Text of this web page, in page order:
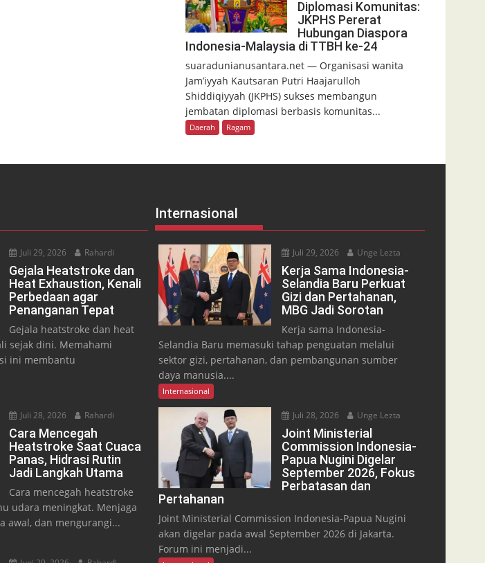
Diplomasi Komunitas:
JKPHS Pererat
Hubungan Diaspora
Indonesia-Malaysia di TTBH ke-24
suaradunianusantara.net — Organisasi wanita
Jam’iyyah Kautsaran Putri Haajarulloh
Shiddiqiyyah (JKPHS) sukses membangun
jembatan diplomasi berbasis komunitas...
Daerah Ragam
Juli 29, 2026 Rahardi
Gejala Heatstroke dan
Heat Exhaustion, Kenali
Perbedaan agar
Penanganan Tepat
Gejala heatstroke dan heat
sejak dini. Memahami
ini membantu
Juli 28, 2026 Rahardi
Cara Mencegah
Heatstroke Saat Cuaca
Panas, Hidrasi Rutin
Jadi Langkah Utama
Cara mencegah heatstroke
udara meningkat. Menjaga
awal, dan mengurangi...
Internasional
Juli 29, 2026 Unge Lezta
Kerja Sama Indonesia-
Selandia Baru Perkuat
Gizi dan Pertahanan,
MBG Jadi Sorotan
Kerja sama Indonesia-
Selandia Baru memasuki tahap penguatan melalui
sektor gizi, pertahanan, dan pembangunan sumber
daya manusia....
Internasional
Juli 28, 2026 Unge Lezta
Joint Ministerial
Commission Indonesia-
Papua Nugini Digelar
September 2026, Fokus
Perbatasan dan
Pertahanan
Joint Ministerial Commission Indonesia-Papua Nugini
akan digelar pada awal September 2026 di Jakarta.
Forum ini menjadi...